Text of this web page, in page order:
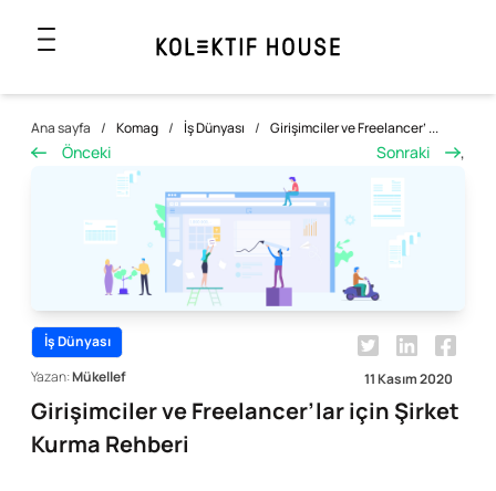
Ana sayfa / Komag / İş Dünyası / Girişimciler ve Freelancer’ ...
Önceki Sonraki ,
İş Dünyası
Yazan:Mükellef 11 Kasım 2020
Girişimciler ve Freelancer’lar için Şirket
Kurma Rehberi